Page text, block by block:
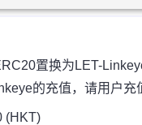
置换为LET-
的充值，请用户充
(HKT)